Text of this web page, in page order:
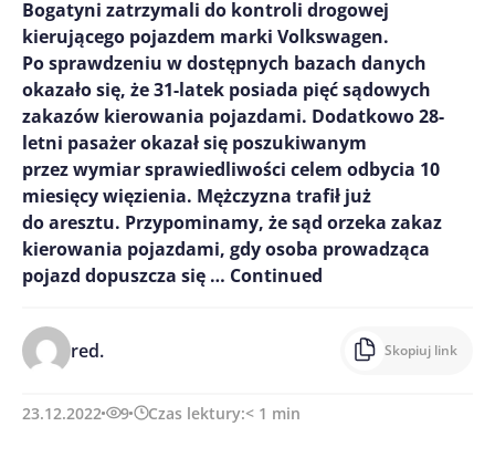
Bogatyni zatrzymali do kontroli drogowej
kierującego pojazdem marki Volkswagen.
Po sprawdzeniu w dostępnych bazach danych
okazało się, że 31-latek posiada pięć sądowych
zakazów kierowania pojazdami. Dodatkowo 28-
letni pasażer okazał się poszukiwanym
przez wymiar sprawiedliwości celem odbycia 10
miesięcy więzienia. Mężczyzna trafił już
do aresztu. Przypominamy, że sąd orzeka zakaz
kierowania pojazdami, gdy osoba prowadząca
pojazd dopuszcza się … Continued
red. Skopiuj link
23.12.2022 9 Czas lektury:< 1 min